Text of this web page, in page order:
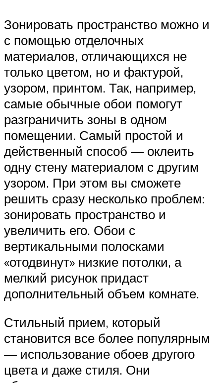
Зонировать пространство можно и
с помощью отделочных
материалов, отличающихся не
только цветом, но и фактурой,
узором, принтом. Так, например,
самые обычные обои помогут
разграничить зоны в одном
помещении. Самый простой и
действенный способ — оклеить
одну стену материалом с другим
узором. При этом вы сможете
решить сразу несколько проблем:
зонировать пространство и
увеличить его. Обои с
вертикальными полосками
«отодвинут» низкие потолки, а
мелкий рисунок придаст
дополнительный объем комнате.
Стильный прием, который
становится все более популярным
— использование обоев другого
цвета и даже стиля. Они